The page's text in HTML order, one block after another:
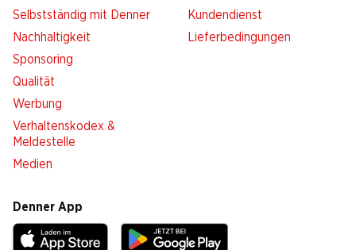
Selbstständig mit Denner
Nachhaltigkeit
Sponsoring
Qualität
Werbung
Verhaltenskodex &
Meldestelle
Medien
Kundendienst
Lieferbedingungen
Denner App